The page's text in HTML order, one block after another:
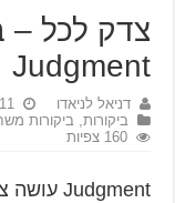
צדק לכל –
Judgment
דניאל לניאדו
11 באוגוסט 2019
ביקורות, ביקורות
160 צפיות
Judgment עושה צדק עם סדרת Yakuza